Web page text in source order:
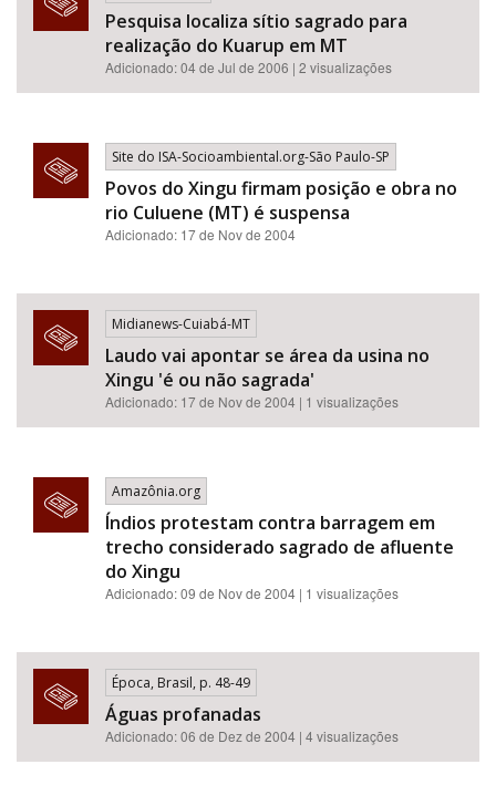
Tema
Área de Levantamento
Área Protegida
Pesquisa localiza sítio sagrado para
realização do Kuarup em MT
Adicionado: 04 de Jul de 2006 | 2 visualizações
Site do ISA-Socioambiental.org-São Paulo-SP
Povos do Xingu firmam posição e obra no
rio Culuene (MT) é suspensa
Adicionado: 17 de Nov de 2004
Midianews-Cuiabá-MT
Laudo vai apontar se área da usina no
Xingu 'é ou não sagrada'
Adicionado: 17 de Nov de 2004 | 1 visualizações
Amazônia.org
Índios protestam contra barragem em
trecho considerado sagrado de afluente
do Xingu
Adicionado: 09 de Nov de 2004 | 1 visualizações
Época, Brasil, p. 48-49
Águas profanadas
Adicionado: 06 de Dez de 2004 | 4 visualizações